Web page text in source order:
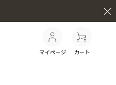
マイページ カート